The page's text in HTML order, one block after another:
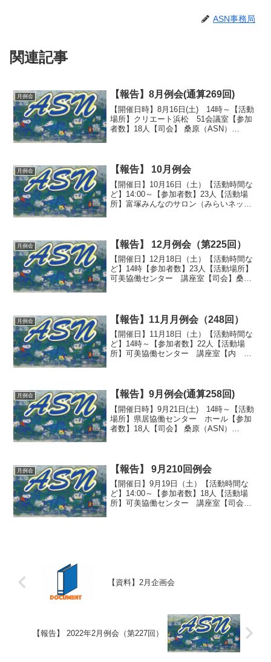
ASN事務局
関連記事
月例会 【報告】8月例会(通算269回)
【開催日時】8月16日(土) 14時～【活動
場所】クリエート浜松 51会議室【参加
者数】18人【司会】 桑原（ASN）
月例会 【報告】 10月例会
【開催日】10月16日（土）【活動時間な
ど】14:00～【参加者数】23人【活動場
所】富塚みんなのサロン（みらいネット
で、コロナ禍の密...
月例会 【報告】 12月例会（第225回）
【開催日】12月18日（土）【活動時間な
ど】14時【参加者数】23人【活動場所】
可美協働センター 講座室【司会】桑原
月例会 【報告】11月月例会（248回）
【開催日】11月18日（土）【活動時間な
ど】14時～【参加者数】22人【活動場
所】可美協働センター 講座室【内
月例会 【報告】9月例会(通算258回)
【開催日時】9月21日(土) 14時～【活動
場所】県居協働センター ホール【参加
者数】18人【司会】 桑原（ASN）
月例会 【報告】 9月210回例会
【開催日】9月19日（土）【活動時間な
ど】14:00～【参加者数】18人【活動場
所】可美協働センター 講座室【司会】
【資料】2月企画会
【報告】 2022年2月例会（第227回）